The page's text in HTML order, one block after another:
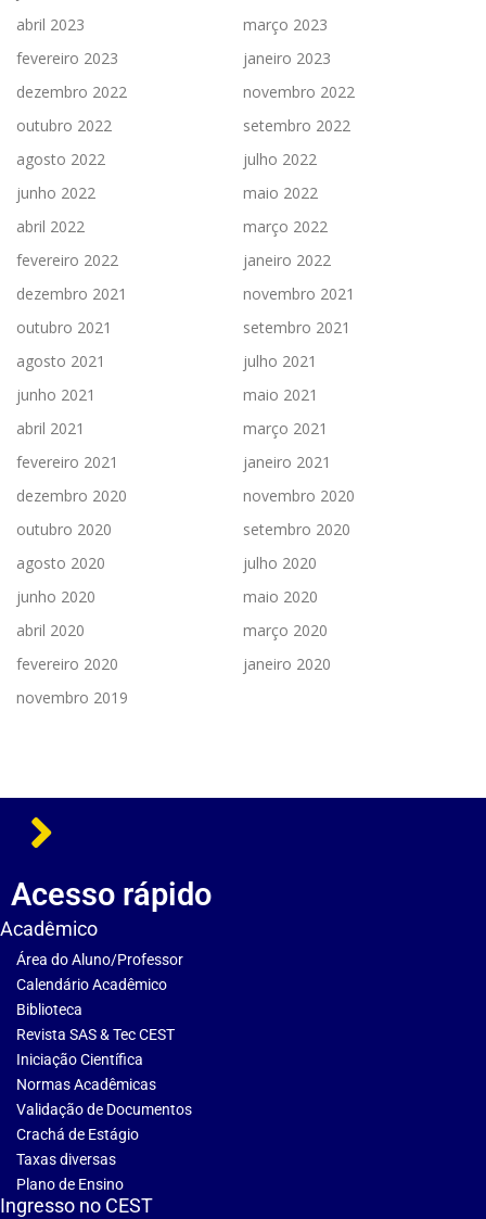
abril 2023
março 2023
fevereiro 2023
janeiro 2023
dezembro 2022
novembro 2022
outubro 2022
setembro 2022
agosto 2022
julho 2022
junho 2022
maio 2022
abril 2022
março 2022
fevereiro 2022
janeiro 2022
dezembro 2021
novembro 2021
outubro 2021
setembro 2021
agosto 2021
julho 2021
junho 2021
maio 2021
abril 2021
março 2021
fevereiro 2021
janeiro 2021
dezembro 2020
novembro 2020
outubro 2020
setembro 2020
agosto 2020
julho 2020
junho 2020
maio 2020
abril 2020
março 2020
fevereiro 2020
janeiro 2020
novembro 2019
Acesso rápido
Acadêmico
Área do Aluno/Professor
Calendário Acadêmico
Biblioteca
Revista SAS & Tec CEST
Iniciação Científica
Normas Acadêmicas
Validação de Documentos
Crachá de Estágio
Taxas diversas
Plano de Ensino
Ingresso no CEST